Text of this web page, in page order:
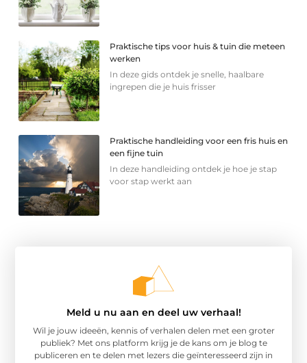
Praktische tips voor huis & tuin die meteen
werken
In deze gids ontdek je snelle, haalbare
ingrepen die je huis frisser
Praktische handleiding voor een fris huis en
een fijne tuin
In deze handleiding ontdek je hoe je stap
voor stap werkt aan
Meld u nu aan en deel uw verhaal!
Wil je jouw ideeën, kennis of verhalen delen met een groter
publiek? Met ons platform krijg je de kans om je blog te
publiceren en te delen met lezers die geïnteresseerd zijn in